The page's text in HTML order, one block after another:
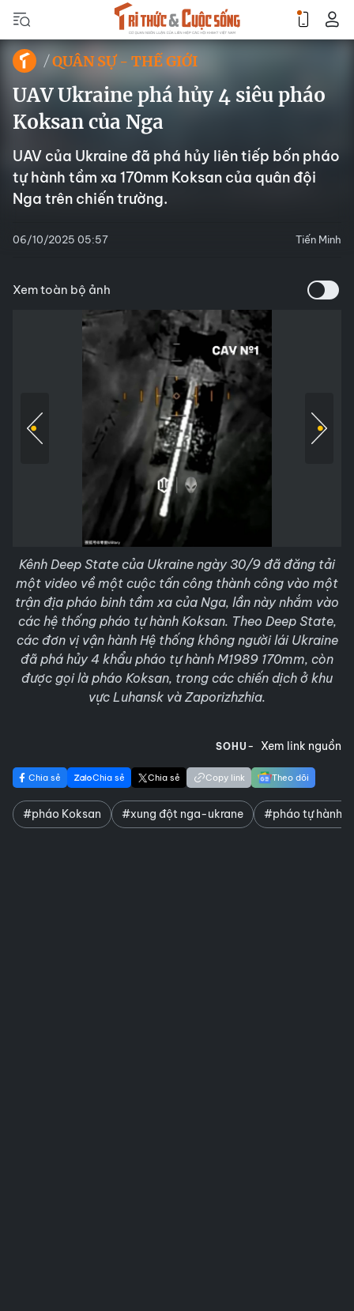
QUÂN SỰ - THẾ GIỚI
UAV Ukraine phá hủy 4 siêu pháo
Koksan của Nga
UAV của Ukraine đã phá hủy liên tiếp bốn pháo
tự hành tầm xa 170mm Koksan của quân đội
Nga trên chiến trường.
06/10/2025 05:57 Tiến Minh
Xem toàn bộ ảnh
Kênh Deep State của Ukraine ngày 30/9 đã đăng tải
một video về một cuộc tấn công thành công vào một
trận địa pháo binh tầm xa của Nga, lần này nhắm vào
các hệ thống pháo tự hành Koksan. Theo Deep State,
các đơn vị vận hành Hệ thống không người lái Ukraine
đã phá hủy 4 khẩu pháo tự hành M1989 170mm, còn
được gọi là pháo Koksan, trong các chiến dịch ở khu
vực Luhansk và Zaporizhzhia.
SOHU Xem link nguồn
Chia sẻ Chia sẻ Chia sẻ Copy link Theo dõi
#pháo Koksan #xung đột nga-ukrane #pháo tự hành